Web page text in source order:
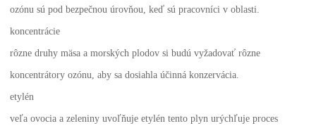
ozónu sú pod bezpečnou úrovňou, keď sú pracovníci v oblasti.
koncentrácie
rôzne druhy mäsa a morských plodov si budú vyžadovať rôzne
koncentrátory ozónu, aby sa dosiahla účinná konzervácia.
etylén
veľa ovocia a zeleniny uvoľňuje etylén tento plyn urýchľuje proces